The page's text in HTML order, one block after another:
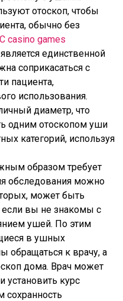
отоскоп, чтобы
обычно без
casino games
единственной
соприкасаться с
пациента,
использования.
диаметр, что
одним отоскопом уши
категорий, используя
образом требует
обследования можно
может быть
если вы не знакомы с
ушей. По этим
в ушных
обращаться к врачу, а
дома. Врач может
установить курс
сохранность